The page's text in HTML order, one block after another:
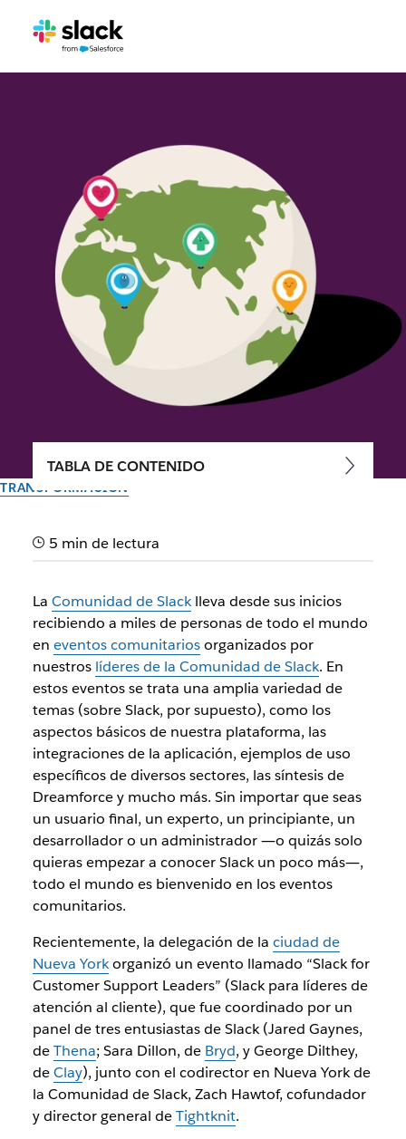
TRANSFORMACIÓN
Slack para la atención al
expertos de la Comunidad
de Slack en NYC
Aprende de expertos en Slack sobre cómo puedes sacar el
mayor provecho de la plataforma para brindar atención al
cliente.
Autor: Jacob Gross
30 de septiembre de 2025
Ilustración de Zoe Berger
TABLA DE CONTENIDO
5 min de lectura
La Comunidad de Slacklleva desde sus inicios
recibiendo a miles de personas de todo el mundo
en eventos comunitariosorganizados por
nuestros líderes de la Comunidad de Slack. En
estos eventos se trata una amplia variedad de
temas (sobre Slack, por supuesto), como los
aspectos básicos de nuestra plataforma, las
integraciones de la aplicación, ejemplos de uso
específicos de diversos sectores, las síntesis de
Dreamforce y mucho más. Sin importar que seas
un usuario final, un experto, un principiante, un
desarrollador o un administrador ―o quizás solo
quieras empezar a conocer Slack un poco más―,
todo el mundo es bienvenido en los eventos
comunitarios.
Recientemente, la delegación de la ciudad de
Nueva Yorkorganizó un evento llamado “Slack for
Customer Support Leaders” (Slack para líderes de
atención al cliente), que fue coordinado por un
panel de tres entusiastas de Slack (Jared Gaynes,
deThena; Sara Dillon, de Bryd, y George Dilthey,
deClay), junto con el codirector en Nueva York de
la Comunidad de Slack, Zach Hawtof, cofundador
y director general deTightknit.